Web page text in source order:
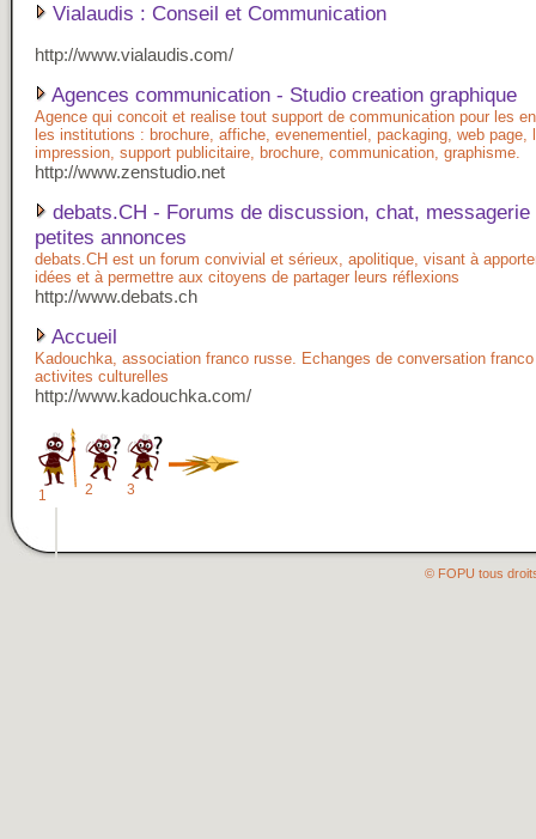
Vialaudis : Conseil et Communication
http://www.vialaudis.com/
Agences communication - Studio creation graphique
Agence qui concoit et realise tout support de communication pour les
les institutions : brochure, affiche, evenementiel, packaging, web page,
impression, support publicitaire, brochure, communication, graphisme.
http://www.zenstudio.net
debats.CH - Forums de discussion, chat, messagerie
petites annonces
debats.CH est un forum convivial et sérieux, apolitique, visant à
idées et à permettre aux citoyens de partager leurs réflexions
http://www.debats.ch
Accueil
Kadouchka, association franco russe. Echanges de conversation
activites culturelles
http://www.kadouchka.com/
1 2 3
© FOPU tous